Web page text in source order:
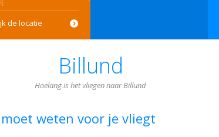
de locatie
Billund
Hoelang is het vliegen naar Billund
weten voor je vliegt